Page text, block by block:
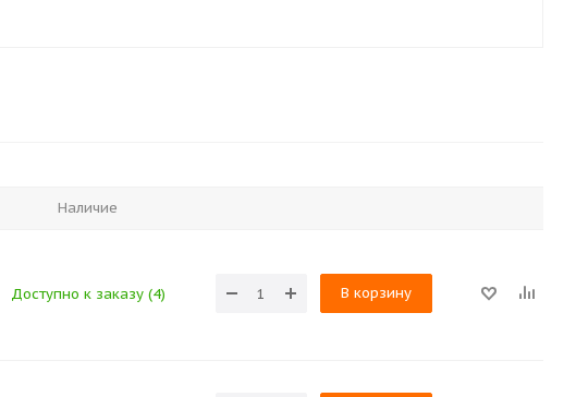
Наличие
Доступно к заказу (4) В корзину